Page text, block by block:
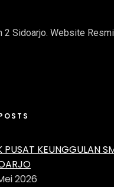
2 Sidoarjo. Website
PUSAT KEUNGGULAN
2026